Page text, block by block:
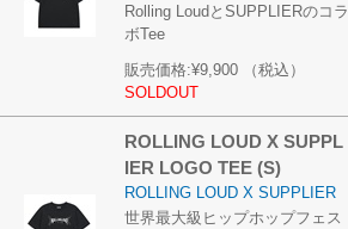
Rolling LoudとSUPPLIERのコラ
ボTee
販売価格:¥9,900
（税込）
SOLDOUT
ROLLING LOUD X SUPPL
IER LOGO TEE (S)
ROLLING LOUD X SUPPLIER
世界最大級ヒップホップフェス